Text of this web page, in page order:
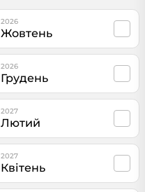
2026
Жовтень
2026
Грудень
2027
Лютий
2027
Квітень